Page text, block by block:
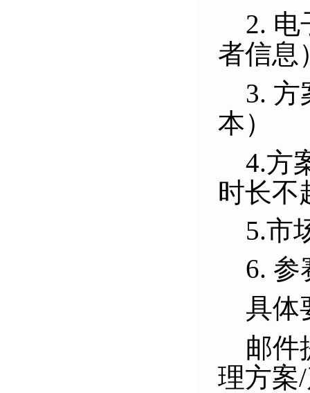
2. 电
者信息
3.
本）
4.方
时长不
5.市
6. 参
具体
邮件
理方案